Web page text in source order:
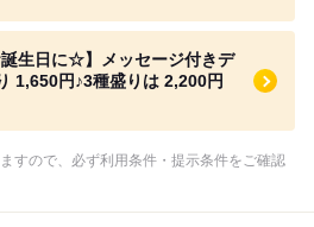
誕生日に☆】メッセージ付きデ
1,650円♪3種盛りは 2,200円
すので、必ず利用条件・提示条件をご確認